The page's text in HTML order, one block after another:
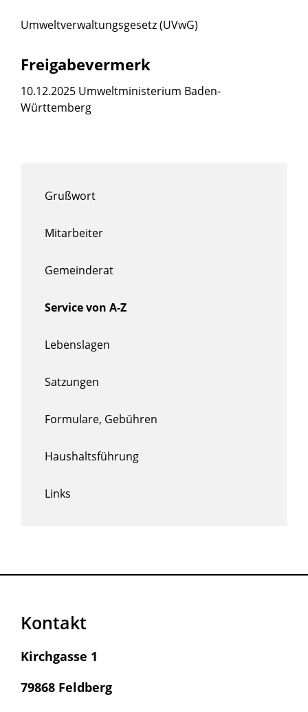
Umweltverwaltungsgesetz (UVwG)
Freigabevermerk
10.12.2025 Umweltministerium Baden-
Württemberg
Grußwort
Mitarbeiter
Gemeinderat
Service von A-Z
Lebenslagen
Satzungen
Formulare, Gebühren
Haushaltsführung
Links
Kontakt
Kirchgasse 1
79868 Feldberg